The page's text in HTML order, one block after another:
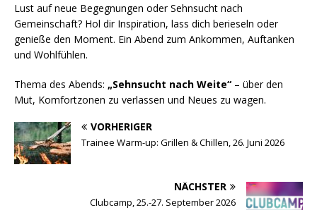
Lust auf neue Begegnungen oder Sehnsucht nach
Gemeinschaft? Hol dir Inspiration, lass dich berieseln oder
genieße den Moment. Ein Abend zum Ankommen, Auftanken
und Wohlfühlen.
Thema des Abends: „Sehnsucht nach Weite“ – über den
Mut, Komfortzonen zu verlassen und Neues zu wagen.
VORHERIGER
Trainee Warm-up: Grillen & Chillen, 26. Juni 2026
NÄCHSTER
Clubcamp, 25.-27. September 2026